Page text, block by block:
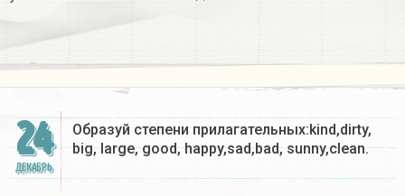
24
ДЕКАБРЬ
Образуй степени прилагательных:kind,dirty,
big, large, good, happy,sad,bad, sunny,clean.​